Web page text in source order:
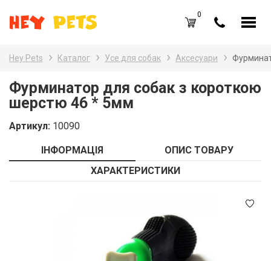
RU
UA
Вхід / Реєстрація
Обране (0
Акції
0
Hey Pets Каталог Усе для собак Аксесуари
Фурминатор для собак з короткою
шерстю 46 * 5мм
Артикул: 10090
ІНФОРМАЦІЯ
ОПИС ТОВАРУ
ХАРАКТЕРИСТИКИ